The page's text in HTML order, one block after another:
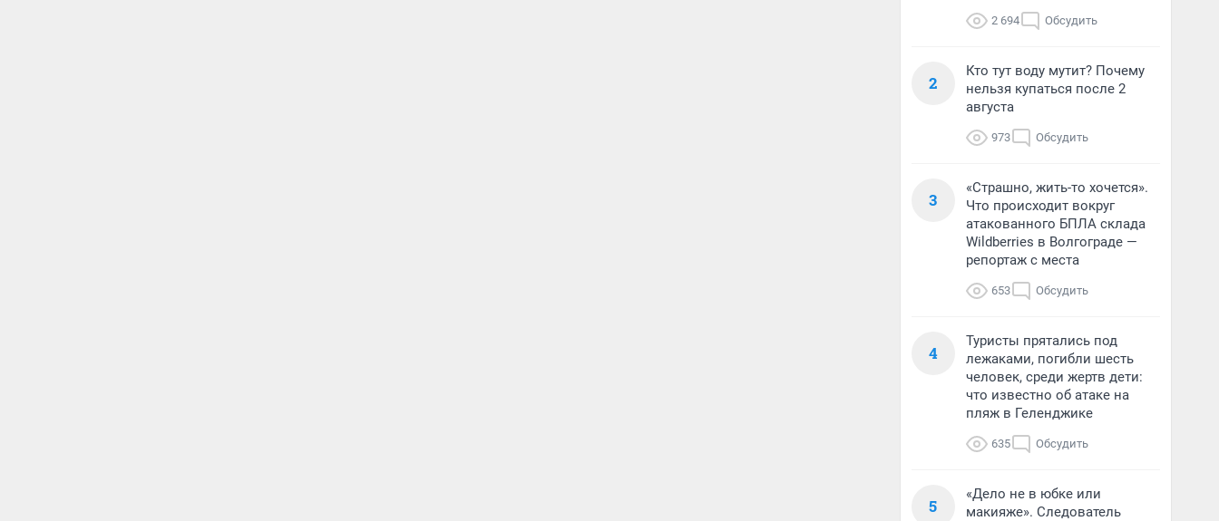
2 694 Обсудить
2
Кто тут воду мутит? Почему
нельзя купаться после 2
августа
973 Обсудить
3
«Страшно, жить-то хочется».
Что происходит вокруг
атакованного БПЛА склада
Wildberries в Волгограде —
репортаж с места
653 Обсудить
4
Туристы прятались под
лежаками, погибли шесть
человек, среди жертв дети:
что известно об атаке на
пляж в Геленджике
635 Обсудить
5
«Дело не в юбке или
макияже». Следователь